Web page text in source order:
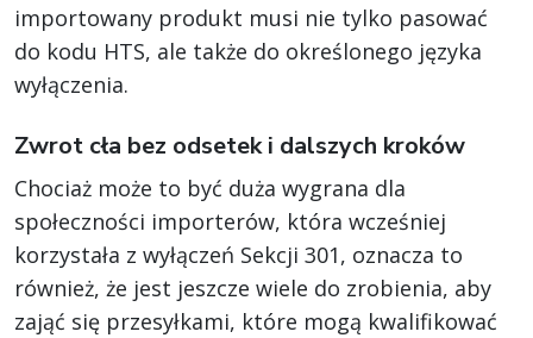
importowany produkt musi nie tylko pasować
do kodu HTS, ale także do określonego języka
wyłączenia.
Zwrot cła bez odsetek i dalszych kroków
Chociaż może to być duża wygrana dla
społeczności importerów, która wcześniej
korzystała z wyłączeń Sekcji 301, oznacza to
również, że jest jeszcze wiele do zrobienia, aby
zająć się przesyłkami, które mogą kwalifikować